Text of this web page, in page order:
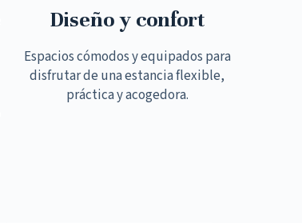
Diseño y confort
Espacios cómodos y equipados para
disfrutar de una estancia flexible,
práctica y acogedora.